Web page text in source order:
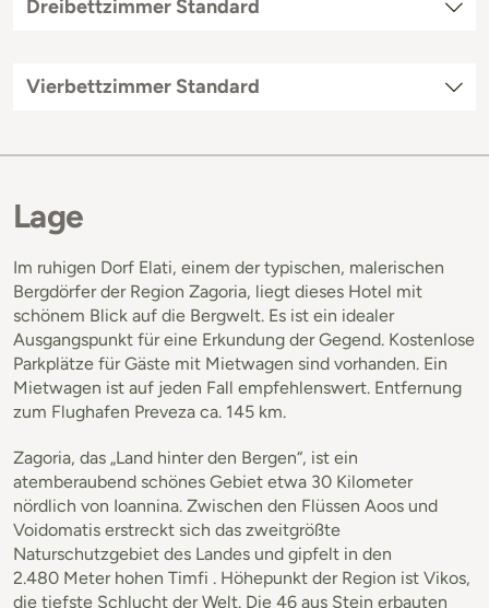
Dreibettzimmer Standard
Vierbettzimmer Standard
Lage
Im ruhigen Dorf Elati, einem der typischen, malerischen
Bergdörfer der Region Zagoria, liegt dieses Hotel mit
schönem Blick auf die Bergwelt. Es ist ein idealer
Ausgangspunkt für eine Erkundung der Gegend. Kostenlose
Parkplätze für Gäste mit Mietwagen sind vorhanden. Ein
Mietwagen ist auf jeden Fall empfehlenswert. Entfernung
zum Flughafen Preveza ca. 145 km.
Zagoria, das „Land hinter den Bergen“, ist ein
atemberaubend schönes Gebiet etwa 30 Kilometer
nördlich von Ioannina. Zwischen den Flüssen Aoos und
Voidomatis erstreckt sich das zweitgrößte
Naturschutzgebiet des Landes und gipfelt in den
2.480 Meter hohen Timfi . Höhepunkt der Region ist Vikos,
die tiefste Schlucht der Welt. Die 46 aus Stein erbauten